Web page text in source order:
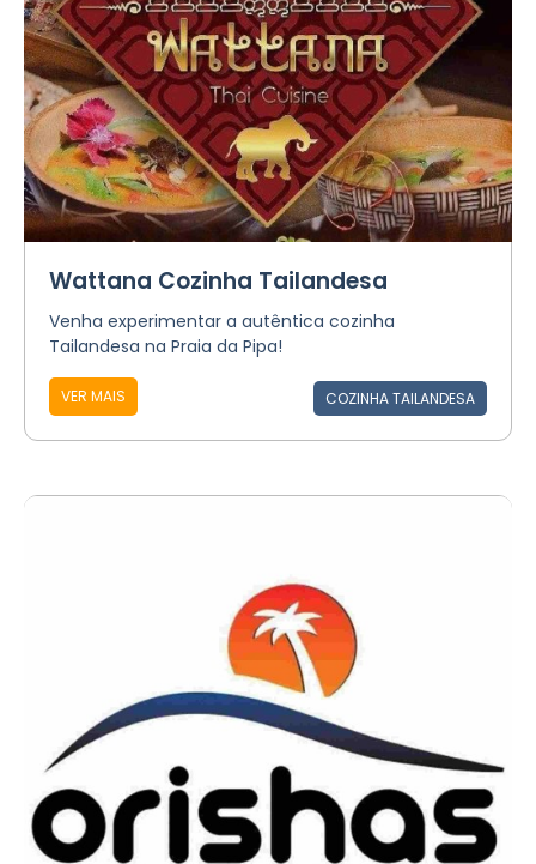
Wattana Cozinha Tailandesa
Venha experimentar a autêntica cozinha
Tailandesa na Praia da Pipa!
VER MAIS COZINHA TAILANDESA